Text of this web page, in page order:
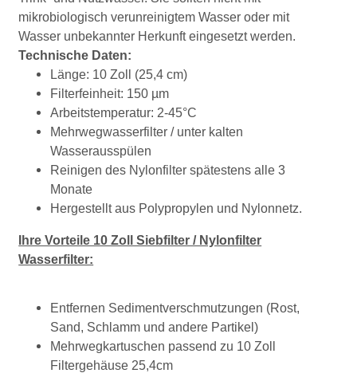
mikrobiologisch verunreinigtem Wasser oder mit
Wasser unbekannter Herkunft eingesetzt werden.
Technische Daten:
Länge: 10 Zoll (25,4 cm)
Filterfeinheit: 150 µm
Arbeitstemperatur: 2-45°C
Mehrwegwasserfilter / unter kalten
Wasserausspülen
Reinigen des Nylonfilter spätestens alle 3
Monate
Hergestellt aus Polypropylen und Nylonnetz.
Ihre Vorteile 10 Zoll Siebfilter / Nylonfilter
Wasserfilter:
Entfernen Sedimentverschmutzungen (Rost,
Sand, Schlamm und andere Partikel)
Mehrwegkartuschen passend zu 10 Zoll
Filtergehäuse 25,4cm